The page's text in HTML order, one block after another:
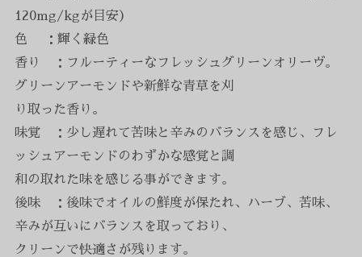
120mg/kgが目安）
色 ：輝く緑色
香り ：フルーティーなフレッシュグリーンオリーヴ。
グリーンアーモンドや新鮮な青草を刈
り取った香り。
味覚 ：少し遅れて苦味と辛みのバランスを感じ、フレ
ッシュアーモンドのわずかな感覚と調
和の取れた味を感じる事ができます。
後味 ：後味でオイルの鮮度が保たれ、ハーブ、苦味、
辛みが互いにバランスを取っており、
クリーンで快適さが残ります。